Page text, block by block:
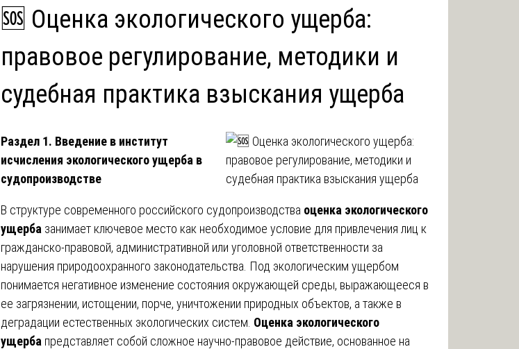
🆘 Оценка экологического ущерба:
правовое регулирование, методики и
судебная практика взыскания ущерба
Раздел 1. Введение в институт
исчисления экологического ущерба в
судопроизводстве
В структуре современного российского судопроизводства оценка экологического
ущерба занимает ключевое место как необходимое условие для привлечения лиц к
гражданско-правовой, административной или уголовной ответственности за
нарушения природоохранного законодательства. Под экологическим ущербом
понимается негативное изменение состояния окружающей среды, выражающееся в
ее загрязнении, истощении, порче, уничтожении природных объектов, а также в
деградации естественных экологических систем. Оценка экологического
ущерба представляет собой сложное научно-правовое действие, основанное на